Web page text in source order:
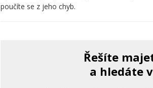
poučíte se z jeho chyb.
Řešíte
a hledáte